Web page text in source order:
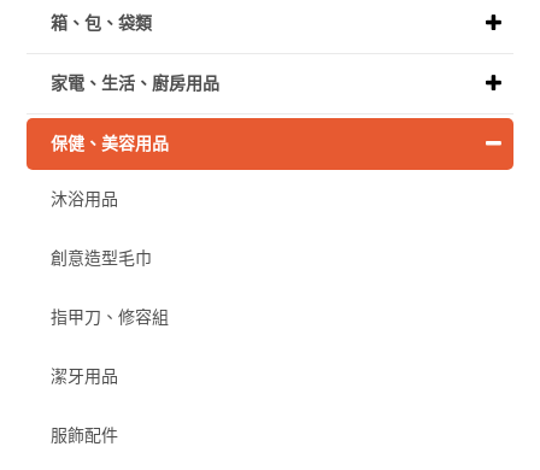
箱、包、袋類
家電、生活、廚房用品
保健、美容用品
沐浴用品
創意造型毛巾
指甲刀、修容組
潔牙用品
服飾配件